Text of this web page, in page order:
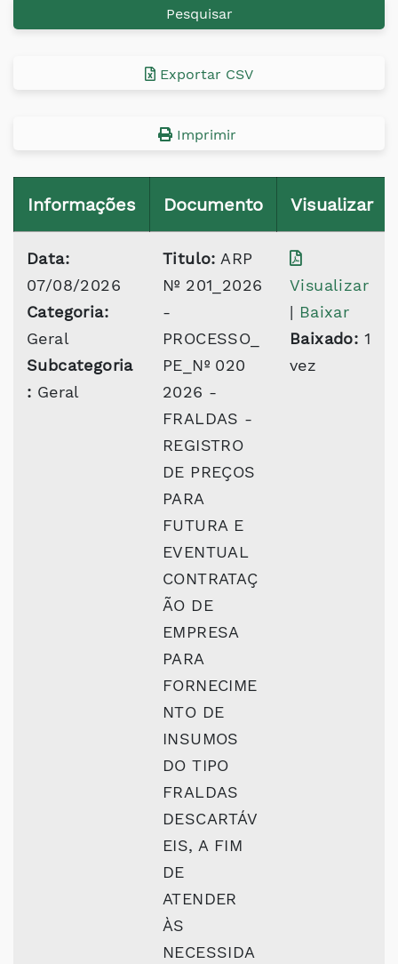
Pesquisar
Exportar CSV
Imprimir
Informações Documento Visualizar
Data:
07/08/2026
Categoria:
Geral
Subcategoria
: Geral
Titulo: ARP
Nº 201_2026
-
PROCESSO_
PE_Nº 020
2026 -
FRALDAS -
REGISTRO
DE PREÇOS
PARA
FUTURA E
EVENTUAL
CONTRATAÇ
ÃO DE
EMPRESA
PARA
FORNECIME
NTO DE
INSUMOS
DO TIPO
FRALDAS
DESCARTÁV
EIS, A FIM
DE
ATENDER
ÀS
NECESSIDA
Visualizar
| Baixar
Baixado: 1
vez